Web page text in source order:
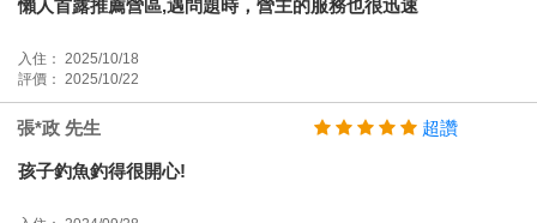
懶人首露推薦營區,遇問題時，營主的服務也很迅速
入住： 2025/10/18
評價： 2025/10/22
張*政 先生 超讚
孩子釣魚釣得很開心!